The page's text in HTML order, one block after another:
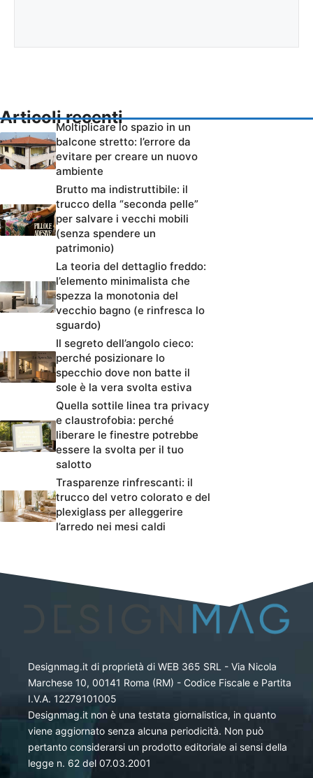
Articoli recenti
Moltiplicare lo spazio in un
balcone stretto: l’errore da
evitare per creare un nuovo
ambiente
Brutto ma indistruttibile: il
trucco della “seconda pelle”
per salvare i vecchi mobili
(senza spendere un
patrimonio)
La teoria del dettaglio freddo:
l’elemento minimalista che
spezza la monotonia del
vecchio bagno (e rinfresca lo
sguardo)
Il segreto dell’angolo cieco:
perché posizionare lo
specchio dove non batte il
sole è la vera svolta estiva
Quella sottile linea tra privacy
e claustrofobia: perché
liberare le finestre potrebbe
essere la svolta per il tuo
salotto
Trasparenze rinfrescanti: il
trucco del vetro colorato e del
plexiglass per alleggerire
l’arredo nei mesi caldi
Designmag.it di proprietà di WEB 365 SRL - Via Nicola
Marchese 10, 00141 Roma (RM) - Codice Fiscale e Partita
I.V.A. 12279101005
Designmag.it non è una testata giornalistica, in quanto
viene aggiornato senza alcuna periodicità. Non può
pertanto considerarsi un prodotto editoriale ai sensi della
legge n. 62 del 07.03.2001